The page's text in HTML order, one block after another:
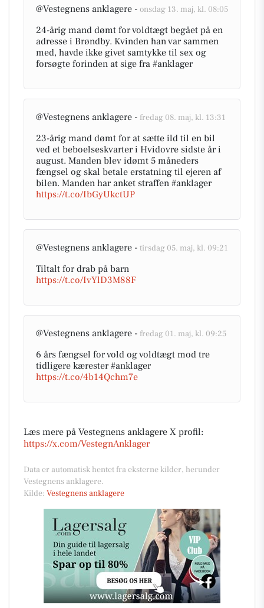
@Vestegnens anklagere - onsdag 13. maj, kl. 08:05
24-årig mand dømt for voldtægt begået på en
adresse i Brøndby. Kvinden han var sammen
med, havde ikke givet samtykke til sex og
forsøgte forinden at sige fra #anklager
@Vestegnens anklagere - fredag 08. maj, kl. 13:31
23-årig mand dømt for at sætte ild til en bil
ved et beboelseskvarter i Hvidovre sidste år i
august. Manden blev idømt 5 måneders
fængsel og skal betale erstatning til ejeren af
bilen. Manden har anket straffen #anklager
https://t.co/IbGyUkctUP
@Vestegnens anklagere - tirsdag 05. maj, kl. 09:21
Tiltalt for drab på barn
https://t.co/IvYlD3M88F
@Vestegnens anklagere - fredag 01. maj, kl. 09:25
6 års fængsel for vold og voldtægt mod tre
tidligere kærester #anklager
https://t.co/4b14Qchm7e
Læs mere på Vestegnens anklagere X profil:
https://x.com/VestegnAnklager
Data er automatisk hentet fra eksterne kilder, herunder
Vestegnens anklagere.
Kilde: Vestegnens anklagere